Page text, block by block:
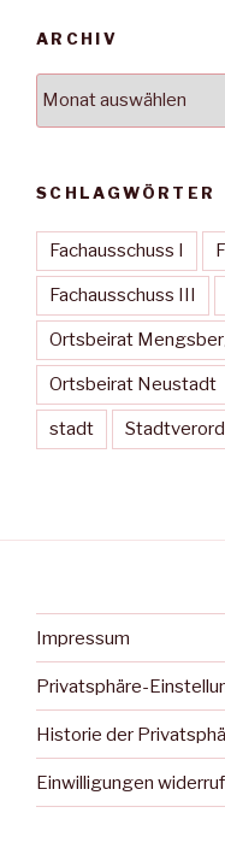
ARCHIV
SCHLAGWÖRTER
Fachausschuss I
Fachausschuss III
Ortsbeirat
Ortsbeirat Neustadt
stadt
Impressum
Privatsphäre-
Historie der
Einwilligungen